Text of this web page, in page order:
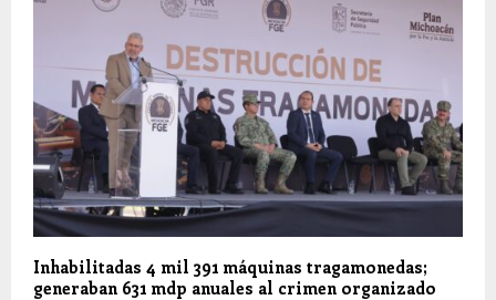
Inhabilitadas 4 mil 391 máquinas tragamonedas;
generaban 631 mdp anuales al crimen organizado